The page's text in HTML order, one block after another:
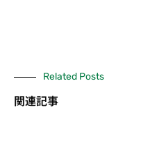
Related Posts
関連記事